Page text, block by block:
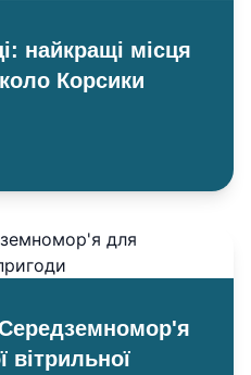
найкращі місця
Корсики